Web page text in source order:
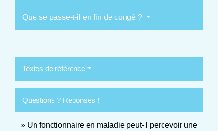
Que se passe-t-il en fin de congé ?
Textes de référence
Questions ? Réponses !
Un fonctionnaire en maladie peut-il percevoir une